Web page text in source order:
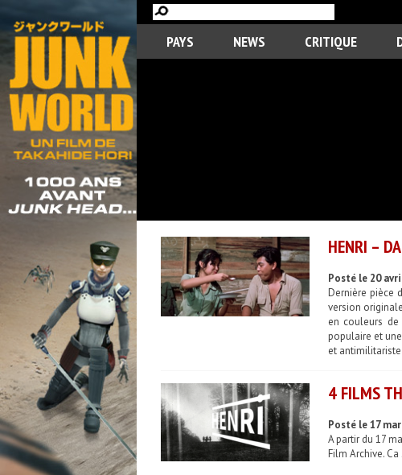
PAYS NEWS CRITIQUE
HENRI –
Posté le 20
Dernière pièce
version
en couleurs
populaire et
et antimilitariste.
4 FILMS
Posté le 17
A partir du 17
Film Archive.